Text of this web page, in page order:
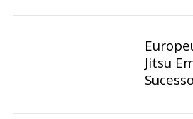
Jitsu
Sucesso